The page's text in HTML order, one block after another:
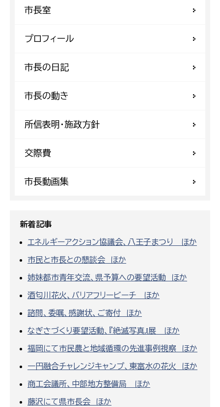
市長室
プロフィール
市長の日記
市長の動き
所信表明・施政方針
交際費
市長動画集
新着記事
エネルギーアクション協議会、八王子まつり ほか
市民と市長との懇談会 ほか
姉妹都市青年交流、県予算への要望活動 ほか
酒匂川花火、バリアフリービーチ ほか
諮問、委嘱、感謝状、ご寄付 ほか
なぎさづくり要望活動、『絶滅写真』展 ほか
福岡にて市民農と地域循環の先進事例視察 ほか
一円融合チャレンジキャンプ、東富水の花火 ほか
商工会議所、中部地方整備局 ほか
藤沢にて県市長会 ほか